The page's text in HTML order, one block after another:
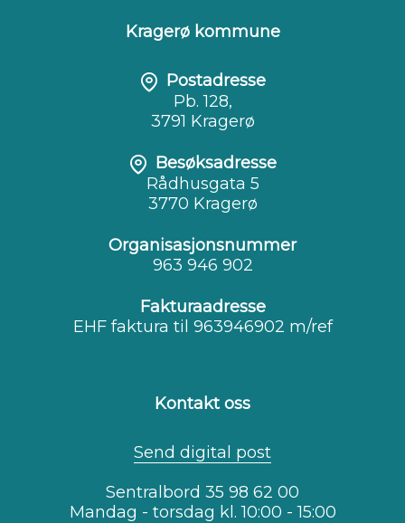
Kragerø kommune
Postadresse
Pb. 128,
3791 Kragerø
Besøksadresse
Rådhusgata 5
3770 Kragerø
Organisasjonsnummer
963 946 902
Fakturaadresse
EHF faktura til 963946902 m/ref
Kontakt oss
Send digital post
Sentralbord 35 98 62 00
Mandag - torsdag kl. 10:00 - 15:00